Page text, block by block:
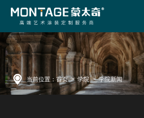
当前位置： 首页>学院>学院新闻